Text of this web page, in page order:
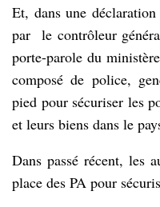
Et, dans une
par le contrôleur
porte-parole du
composé de police,
pied pour sécuriser les
et leurs biens dans le
Dans passé récent, les
place des PA pour